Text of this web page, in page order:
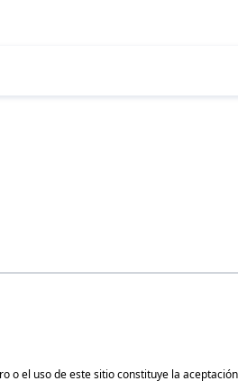
o el uso de este sitio constituye la